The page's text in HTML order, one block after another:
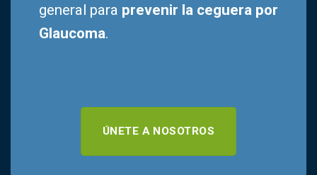
general para prevenir la ceguera por
Glaucoma.
ÚNETE A NOSOTROS